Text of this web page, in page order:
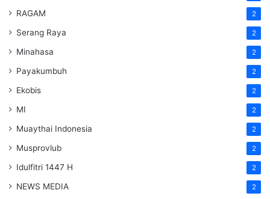
RAGAM 2
Serang Raya 2
Minahasa 2
Payakumbuh 2
Ekobis 2
MI 2
Muaythai Indonesia 2
Musprovlub 2
Idulfitri 1447 H 2
NEWS MEDIA 2